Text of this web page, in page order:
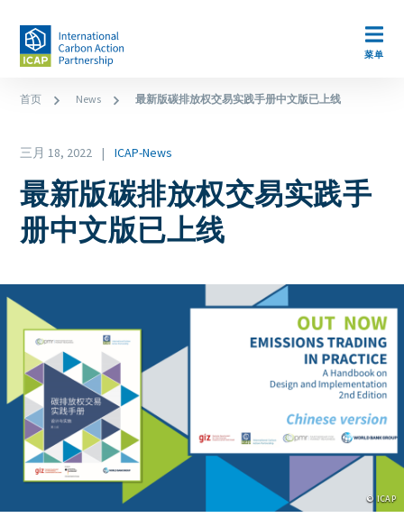
Open
菜单
面
屑
首页 News 最新版碳排放权交易实践手册中文版已上线
Date
三月 18, 2022
Category
ICAP-News
最新版碳排放权交易实践手
册中文版已上线
Image
版
© ICAP